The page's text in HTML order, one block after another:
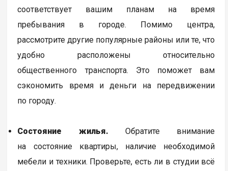
соответствует вашим планам на время
пребывания в городе. Помимо центра,
рассмотрите другие популярные районы или те, что
удобно расположены относительно
общественного транспорта. Это поможет вам
сэкономить время и деньги на передвижении
по городу.
Состояние жилья. Обратите внимание
на состояние квартиры, наличие необходимой
мебели и техники. Проверьте, есть ли в студии всё